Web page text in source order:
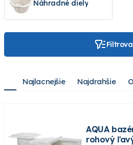
Náhradné diely
Najlacnejšie Najdrahšie
AQUA
rohový